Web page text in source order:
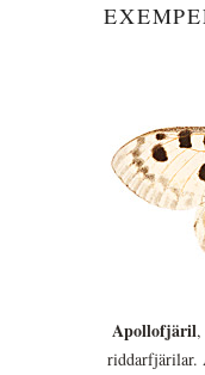
Apollofjäril,
riddarfjärilar.